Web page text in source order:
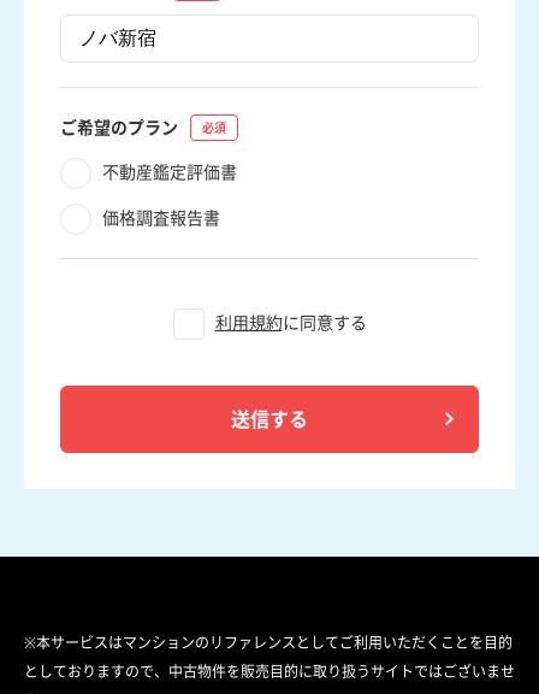
ご希望のプラン
不動産鑑定評価書
価格調査報告書
利用規約に同意する
送信する
※本サービスはマンションのリファレンスとしてご利用いただくことを目的
としておりますので、中古物件を販売目的に取り扱うサイトではございませ